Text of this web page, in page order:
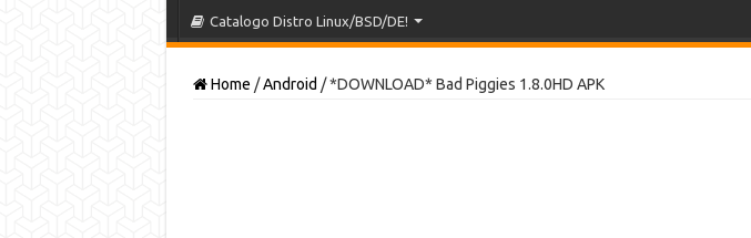
Catalogo Distro Linux/BSD/DE!
Home / Android / *DOWNLOAD* Bad Piggies 1.8.0HD APK